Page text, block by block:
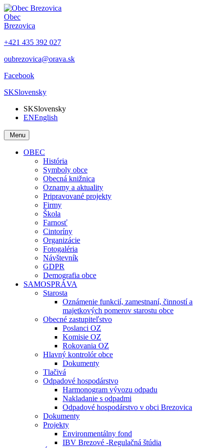
Obec
Brezovica
+421 435 392 027
oubrezovica@orava.sk
Facebook
SKSlovensky
SKSlovensky
ENEnglish
Menu
OBEC
História
Symboly obce
Obecná knižnica
Oznamy a aktuality
Pripravované projekty
Firmy
Škola
Farnosť
Cintoríny
Organizácie
Fotogaléria
Návštevník
GDPR
Demografia obce
SAMOSPRÁVA
Starosta
Oznámenie funkcií, zamestnaní, činností a
majetkových pomerov starostu obce
Obecné zastupiteľstvo
Poslanci OZ
Komisie OZ
Rokovania OZ
Hlavný kontrolór obce
Dokumenty
Tlačivá
Odpadové hospodárstvo
Harmonogram vývozu odpadu
Nakladanie s odpadmi
Odpadové hospodárstvo v obci Brezovica
Dokumenty
Projekty
Environmentálny fond
IBV Brezové -Regulačná štúdia